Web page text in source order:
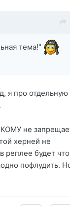
тема!"
я про отдельную
не
херней не
реплее будет
пофлудить.